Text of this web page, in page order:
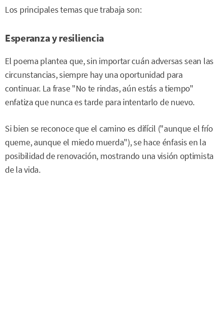
Los principales temas que trabaja son:
Esperanza y resiliencia
El poema plantea que, sin importar cuán adversas sean las
circunstancias, siempre hay una oportunidad para
continuar. La frase "No te rindas, aún estás a tiempo"
enfatiza que nunca es tarde para intentarlo de nuevo.
Si bien se reconoce que el camino es difícil ("aunque el frío
queme, aunque el miedo muerda"), se hace énfasis en la
posibilidad de renovación, mostrando una visión optimista
de la vida.